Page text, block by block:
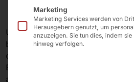
Um Unternehmen in der
besser zu schützen, haben wir für
die
Box bestehen darin, Daten von
auf schädlichen Code zu prüfen
Marketing
Marketing Services werden von
Herausgebern genutzt, um
anzuzeigen. Sie tun dies, indem
hinweg verfolgen.